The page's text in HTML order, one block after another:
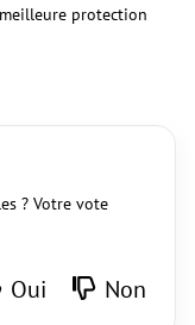
protection
? Votre vote
Oui Non